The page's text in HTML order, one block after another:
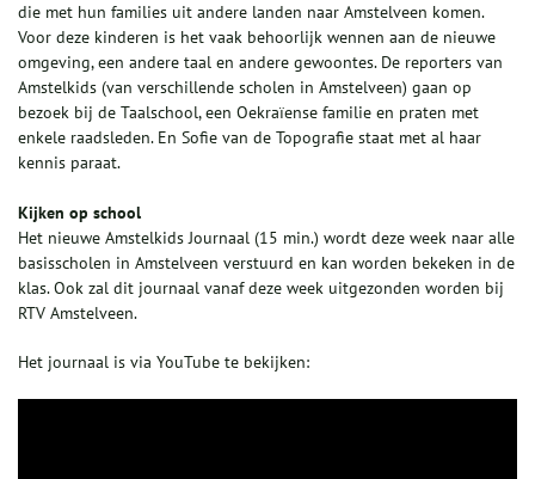
die met hun families uit andere landen naar Amstelveen komen.
Voor deze kinderen is het vaak behoorlijk wennen aan de nieuwe
omgeving, een andere taal en andere gewoontes. De reporters van
Amstelkids (van verschillende scholen in Amstelveen) gaan op
bezoek bij de Taalschool, een Oekraïense familie en praten met
enkele raadsleden. En Sofie van de Topografie staat met al haar
kennis paraat.
Kijken op school
Het nieuwe Amstelkids Journaal (15 min.) wordt deze week naar alle
basisscholen in Amstelveen verstuurd en kan worden bekeken in de
klas. Ook zal dit journaal vanaf deze week uitgezonden worden bij
RTV Amstelveen.
Het journaal is via YouTube te bekijken: